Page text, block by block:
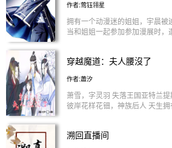
作者:莺钰翎星
拥有一个动漫迷的姐姐，宇晨被
当和姐姐一起参加参加漫展时，
还穿到他姐姐正在追的叶罗丽精
一切都是假的
穿越魔道：夫人腰沒了
作者:蕭汐
萧雪，字灵羽 失落王国亚特兰
彼岸花样花钿，神族后人 天生
的人对我夷陵老祖喊打喊杀，唯
溯回直播间